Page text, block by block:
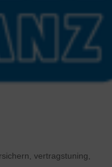
,vertragstuning